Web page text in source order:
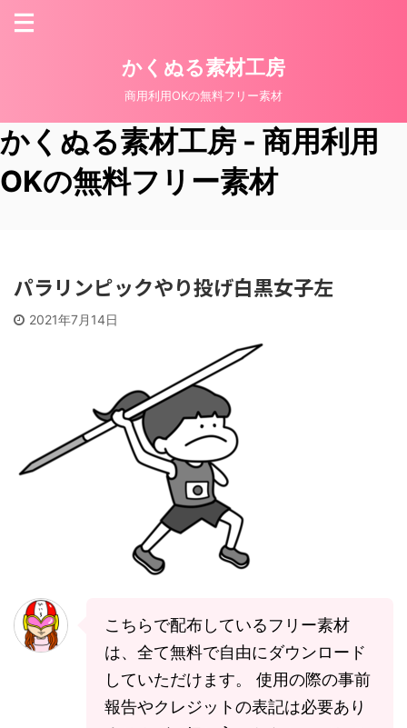
かくぬる素材工房
商用利用OKの無料フリー素材
かくぬる素材工房 - 商用利用
OKの無料フリー素材
パラリンピックやり投げ白黒女子左
2021年7月14日
こちらで配布しているフリー素材
は、全て無料で自由にダウンロード
していただけます。 使用の際の事前
報告やクレジットの表記は必要あり